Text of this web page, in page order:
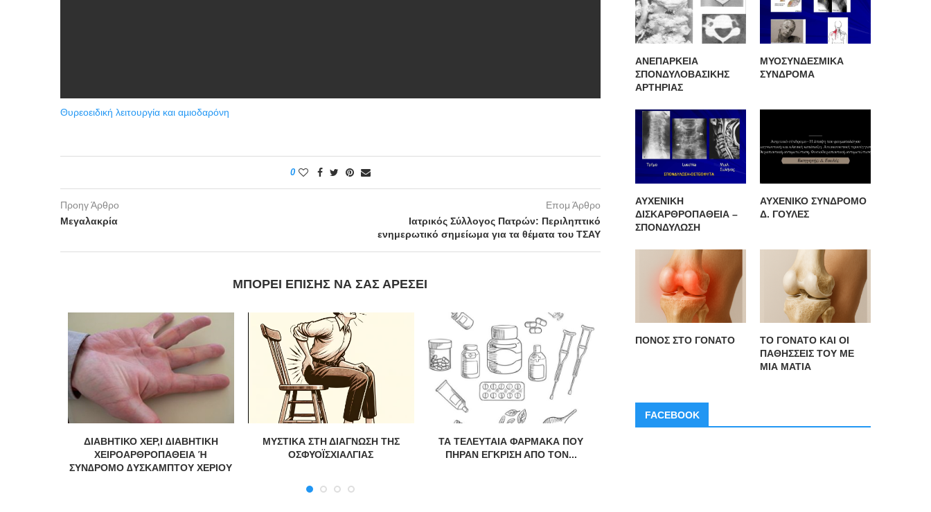
Θυρεοειδική λειτουργία και αµιοδαρόνη
0
Προηγ Άρθρο
Μεγαλακρία
Επομ Άρθρο
Ιατρικός Σύλλογος Πατρών: Περιληπτικό
ενημερωτικό σημείωμα για τα θέματα του ΤΣΑΥ
ΜΠΟΡΕΊ ΕΠΊΣΗΣ ΝΑ ΣΑΣ ΑΡΈΣΕΙ
ΔΙΑΒΗΤΙΚΟ ΧΕΡ,Ι ∆ΙΑΒΗΤΙΚΗ
ΧΕΙΡΟΑΡΘΡΟΠΑΘΕΙΑ Ή
ΣΥΝ∆ΡΟΜΟ ∆ΥΣΚΑΜΠΤΟΥ ΧΕΡΙΟΥ
ΜΥΣΤΙΚΑ ΣΤΗ ΔΙΑΓΝΩΣΗ ΤΗΣ
ΟΣΦΥΟΪΣΧΙΑΛΓΙΑΣ
ΤΑ ΤΕΛΕΥΤΑΙΑ ΦΑΡΜΑΚΑ ΠΟΥ
ΠΗΡΑΝ ΕΓΚΡΙΣΗ ΑΠΟ ΤΟΝ...
ΑΝΕΠΑΡΚΕΙΑ
ΣΠΟΝΔΥΛΟΒΑΣΙΚΗΣ
ΑΡΤΗΡΙΑΣ
ΜΥΟΣΥΝΔΕΣΜΙΚΑ
ΣΥΝΔΡΟΜΑ
ΑΥΧΕΝΙΚΗ
ΔΙΣΚΑΡΘΡΟΠΑΘΕΙΑ –
ΣΠΟΝΔΥΛΩΣΗ
ΑΥΧΕΝΙΚΟ ΣΥΝΔΡΟΜΟ
Δ. ΓΟΥΛΕΣ
ΠΟΝΟΣ ΣΤΟ ΓΟΝΑΤΟ
ΤΟ ΓΟΝΑΤΟ ΚΑΙ ΟΙ
ΠΑΘΗΣΣΕΙΣ ΤΟΥ ΜΕ
ΜΙΑ ΜΑΤΙΑ
FACEBOOK